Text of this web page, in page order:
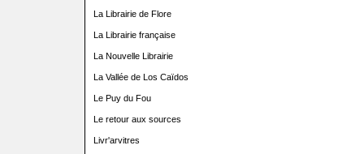
La Librairie de Flore
La Librairie française
La Nouvelle Librairie
La Vallée de Los Caïdos
Le Puy du Fou
Le retour aux sources
Livr'arvitres